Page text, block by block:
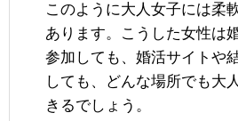
このように大人女子には柔
あります。こうした女性は
参加しても、婚活サイトや
しても、どんな場所でも大
きるでしょう。